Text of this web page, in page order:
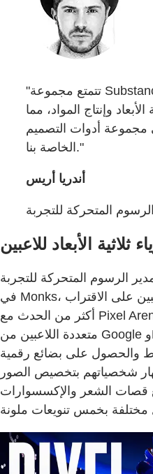
"تتمتع مجموعة Substance 3D بميزات بارزة
الأبعاد وإنتاج المواد، مما
مجموعة أدوات التصميم
الخاصة بنا."
أندريا أريس
ثلاثية الأبعاد للاعبين
الرسوم المتحركة للتجربة
في Monks، شغفه بالأزياء لمساعدة المعجبين على الاقتراب
أكثر من الحدث مع Pixel Arena، لعبة ثلاثية الأبعاد غامرة
متعددة اللاعبين من Google وNBA. يتنافس اللاعبون مع
والحصول على بضائع رقمية
شخصياتهم بتخصيص الصور
قصات الشعر والإكسسوارات